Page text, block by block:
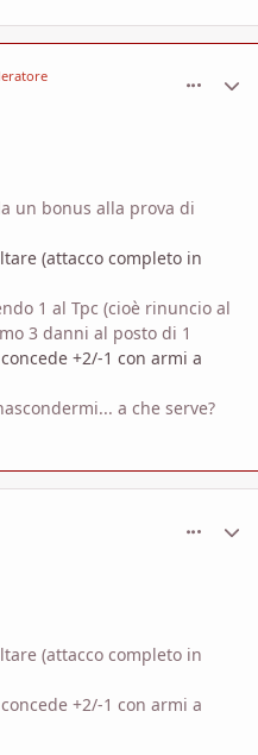
un bonus alla prova di
(attacco completo in
1 al Tpc (cioè rinuncio al
3 danni al posto di 1
+2/-1 con armi a
a che serve?
(attacco completo in
+2/-1 con armi a